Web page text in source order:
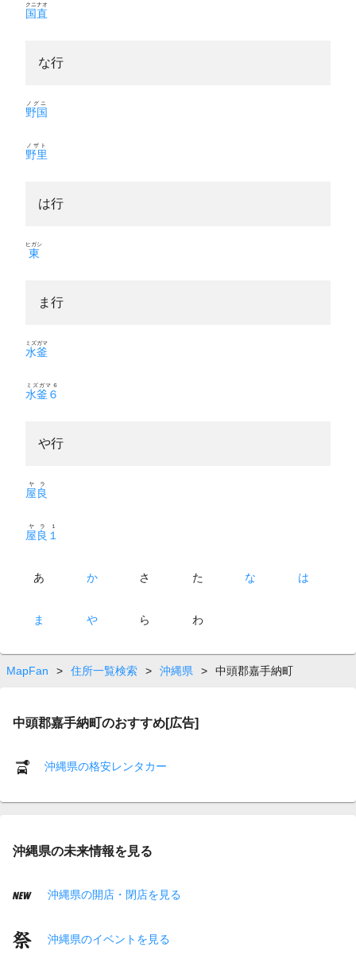
国直
クニナオ
な行
野国
ノグニ
野里
ノザト
は行
東
ヒガシ
ま行
水釜
ミズガマ
水釜６
ミズガマ６
や行
屋良
ヤラ
屋良１
ヤラ１
あ か さ た な は
ま や ら わ
MapFan > 住所一覧検索 > 沖縄県 > 中頭郡嘉手納町
中頭郡嘉手納町のおすすめ[広告]
沖縄県の格安レンタカー
沖縄県の未来情報を見る
沖縄県の開店・閉店を見る
沖縄県のイベントを見る